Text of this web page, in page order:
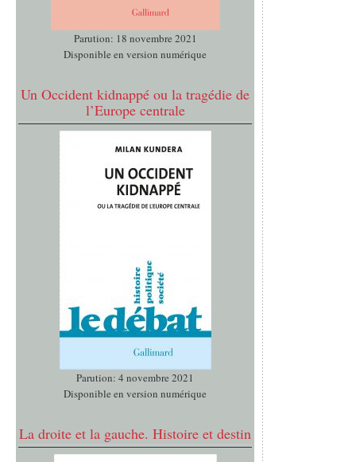
Parution: 18 novembre 2021
Disponible en version numérique
Un Occident kidnappé ou la tragédie de
l’Europe centrale
Parution: 4 novembre 2021
Disponible en version numérique
La droite et la gauche. Histoire et destin